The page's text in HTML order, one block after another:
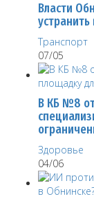
Власти
Транспорт
07/05
В КБ №8
Здоровье
04/06